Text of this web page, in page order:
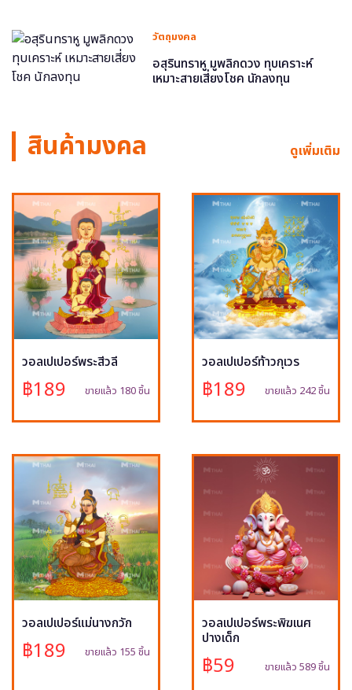
วัตถุมงคล
อสุรินทราหู มูพลิกดวง ทุบเคราะห์
เหมาะสายเสี่ยงโชค นักลงทุน
สินค้ามงคล ดูเพิ่มเติม
วอลเปเปอร์พระสีวลี
฿189 ขายแล้ว 180 ชิ้น
วอลเปเปอร์ท้าวกุเวร
฿189 ขายแล้ว 242 ชิ้น
วอลเปเปอร์แม่นางกวัก
฿189 ขายแล้ว 155 ชิ้น
วอลเปเปอร์พระพิฆเนศ
ปางเด็ก
฿59 ขายแล้ว 589 ชิ้น